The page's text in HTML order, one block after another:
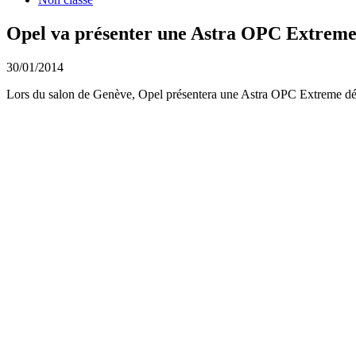
Opel va présenter une Astra OPC Extreme
30/01/2014
Lors du salon de Genève, Opel présentera une Astra OPC Extreme